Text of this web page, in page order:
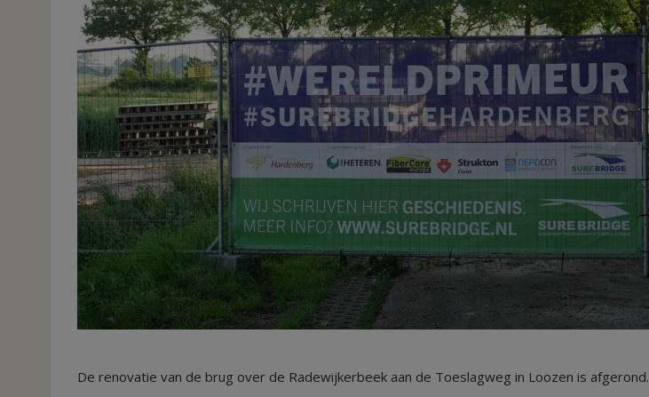
De renovatie van de brug over de Radewijkerbeek aan de Toeslagweg in Loozen is afgerond.